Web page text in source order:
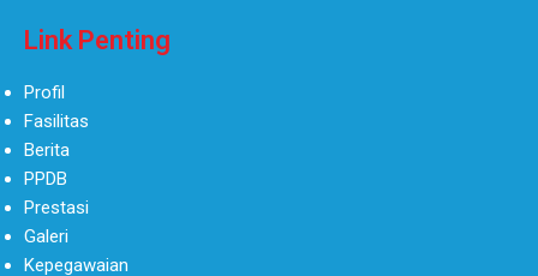
Link Penting
Profil
Fasilitas
Berita
PPDB
Prestasi
Galeri
Kepegawaian